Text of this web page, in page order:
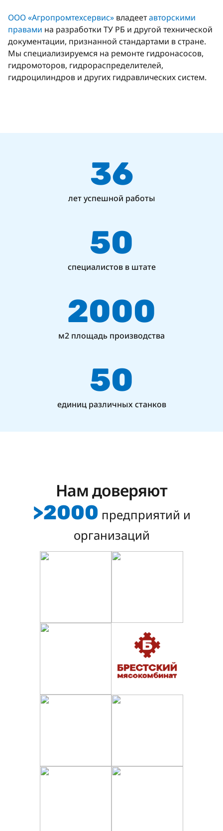
ООО «Агропромтехсервис» владеетавторскими
правами на разработки ТУ РБ и другой технической
документации, признанной стандартами в стране.
Мы специализируемся на ремонте гидронасосов,
гидромоторов, гидрораспределителей,
гидроцилиндров и других гидравлических систем.
36
лет успешной работы
50
специалистов в штате
2000
м2 площадь производства
50
единиц различных станков
Нам доверяют
>2000 предприятий и
организаций